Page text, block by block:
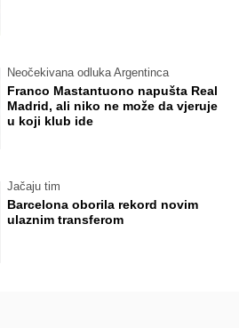
Neočekivana odluka Argentinca
Franco Mastantuono napušta Real
Madrid, ali niko ne može da vjeruje
u koji klub ide
Jačaju tim
Barcelona oborila rekord novim
ulaznim transferom